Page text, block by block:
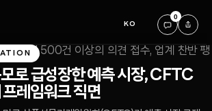
KO
0
로 급성장한 예측 시장, CFTC
레임워크 직면